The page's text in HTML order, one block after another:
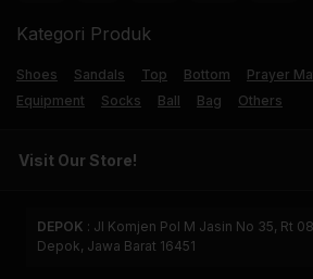
Kategori Produk
Shoes Sandals Top Bottom Prayer
Equipment
Socks Ball Bag Others
Visit Our Store!
DEPOK : Jl Komjen Pol M Jasin No 35, Rt
Depok, Jawa Barat 16451